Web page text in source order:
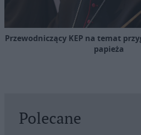
Przewodniczący KEP na temat
papieża
Polecane